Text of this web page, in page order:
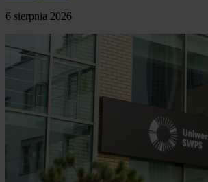
6 sierpnia 2026